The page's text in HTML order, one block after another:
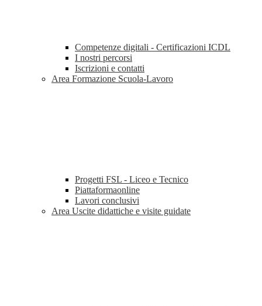
Competenze digitali - Certificazioni ICDL
I nostri percorsi
Iscrizioni e contatti
Area Formazione Scuola-Lavoro
Progetti FSL - Liceo e Tecnico
Piattaformaonline
Lavori conclusivi
Area Uscite didattiche e visite guidate